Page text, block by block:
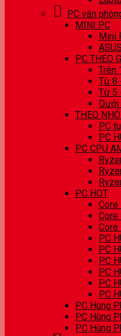
PC văn
MINI PC
Mini
PC THEO
Trên
Từ 8
Từ 5
Dưới
THEO
PC
PC
PC CPU
PC HOT
Core
Core
Core
PC
PC
PC
PC
PC
PC
PC Hùng
PC Hùng
PC Hùng